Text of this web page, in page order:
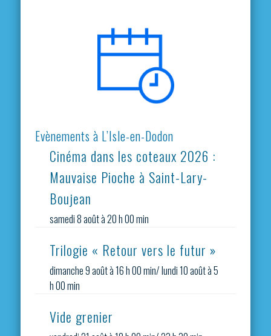
Evènements à L’Isle-en-Dodon
Cinéma dans les coteaux 2026 :
Mauvaise Pioche à Saint-Lary-
Boujean
samedi 8 août à 20 h 00 min
Trilogie « Retour vers le futur »
dimanche 9 août à 16 h 00 min/lundi 10 août à 5
h 00 min
Vide grenier